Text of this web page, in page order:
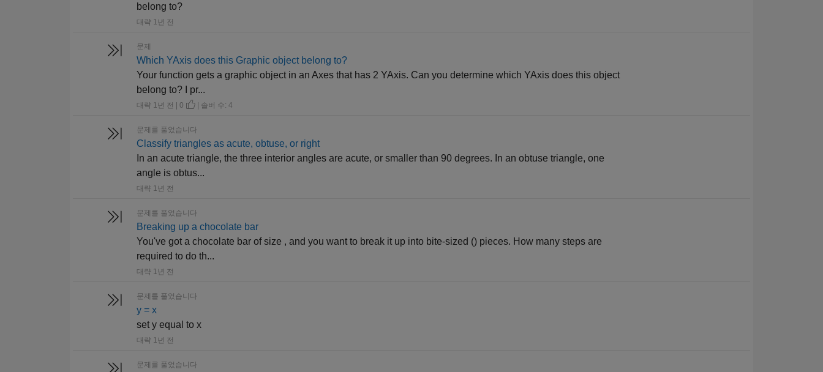
belong to?
대략 1년 전
문제
Which YAxis does this Graphic object belong to?
Your function gets a graphic object in an Axes that has 2 YAxis. Can you determine which YAxis does this object
belong to? I pr...
대략 1년 전 | 0 | 솔버 수: 4
문제를 풀었습니다
Classify triangles as acute, obtuse, or right
In an acute triangle, the three interior angles are acute, or smaller than 90 degrees. In an obtuse triangle, one
angle is obtus...
대략 1년 전
문제를 풀었습니다
Breaking up a chocolate bar
You've got a chocolate bar of size , and you want to break it up into bite-sized () pieces. How many steps are
required to do th...
대략 1년 전
문제를 풀었습니다
y = x
set y equal to x
대략 1년 전
문제를 풀었습니다